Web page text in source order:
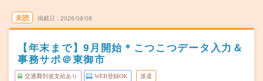
未読 掲載日 2026/08/08
【年末まで】9月開始＊こつこつデータ入力＆
事務サポ＠東御市
交通費別途支給あり WEB登録OK 派遣